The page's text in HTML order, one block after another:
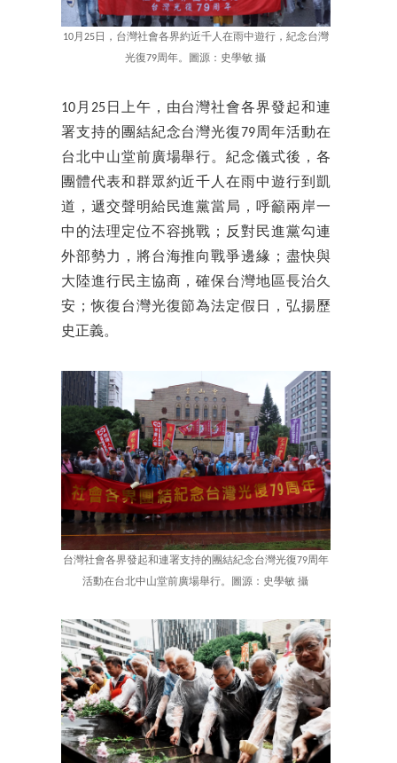
10月25日，台灣社會各界約近千人在雨中遊行，紀念台灣
光復79周年。圖源：史學敏 攝
10月25日上午，由台灣社會各界發起和連
署支持的團結紀念台灣光復79周年活動在
台北中山堂前廣場舉行。紀念儀式後，各
團體代表和群眾約近千人在雨中遊行到凱
道，遞交聲明給民進黨當局，呼籲兩岸一
中的法理定位不容挑戰；反對民進黨勾連
外部勢力，將台海推向戰爭邊緣；盡快與
大陸進行民主協商，確保台灣地區長治久
安；恢復台灣光復節為法定假日，弘揚歷
史正義。
台灣社會各界發起和連署支持的團結紀念台灣光復79周年
活動在台北中山堂前廣場舉行。圖源：史學敏 攝